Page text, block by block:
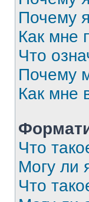
Почему
Как мне
Что
Почему
Как мне
Что
Могу ли
Что